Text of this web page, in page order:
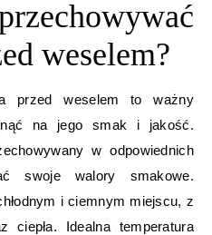
weselem?
przed weselem to ważny
na jego smak i jakość.
w odpowiednich
swoje walory smakowe.
i ciemnym miejscu, z
ciepła. Idealna temperatura